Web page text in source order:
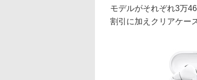
モデルがそれぞれ3万
割引に加えクリアケー